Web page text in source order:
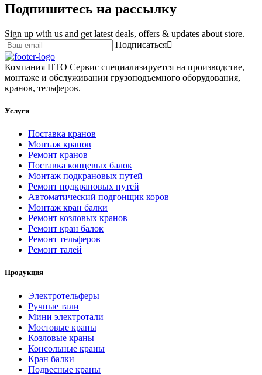
Подпишитесь на рассылку
Sign up with us and get latest deals, offers & updates about store.
Подписаться
Компания ПТО Сервис специализируется на производстве,
монтаже и обслуживании грузоподъемного оборудования,
кранов, тельферов.
Услуги
Поставка кранов
Монтаж кранов
Ремонт кранов
Поставка концевых балок
Монтаж подкрановых путей
Ремонт подкрановых путей
Автоматический подгонщик коров
Монтаж кран балки
Ремонт козловых кранов
Ремонт кран балок
Ремонт тельферов
Ремонт талей
Продукция
Электротельферы
Ручные тали
Мини электротали
Мостовые краны
Козловые краны
Консольные краны
Кран балки
Подвесные краны